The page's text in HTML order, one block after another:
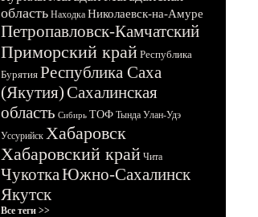
область Находка Николаевск-на-Амуре
Петропавловск-Камчатский
Приморский край Республика
Бурятия Республика Саха
(Якутия)Сахалинская
область Сибирь ТОФ Тында Улан-Удэ
Уссурийск Хабаровск
Хабаровский край Чита
ЧукоткаЮжно-Сахалинск
Якутск
Все теги >>